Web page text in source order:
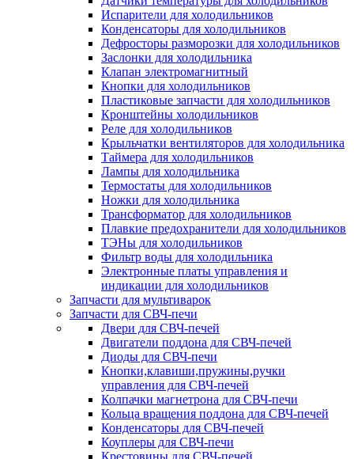
Испарители для холодильников
Конденсаторы для холодильников
Дефросторы разморозки для холодильников
Заслонки для холодильника
Клапан электромагнитный
Кнопки для холодильников
Пластиковые запчасти для холодильников
Кронштейны холодильников
Реле для холодильников
Крыльчатки вентиляторов для холодильника
Таймера для холодильников
Лампы для холодильника
Термостаты для холодильников
Ножки для холодильника
Трансформатор для холодильников
Плавкие предохранители для холодильников
ТЭНы для холодильников
Фильтр воды для холодильника
Электронные платы управления и
индикации для холодильников
Запчасти для мультиварок
Запчасти для СВЧ-печи
Двери для СВЧ-печей
Двигатели поддона для СВЧ-печей
Диоды для СВЧ-печи
Кнопки,клавиши,пружины,ручки
управления для СВЧ-печей
Колпачки магнетрона для СВЧ-печи
Кольца вращения поддона для СВЧ-печей
Конденсаторы для СВЧ-печей
Коуплеры для СВЧ-печи
Крестовины для СВЧ-печей